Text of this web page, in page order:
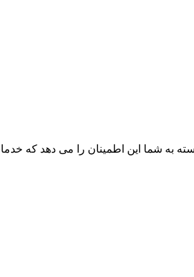
به شما این اطمینان را می دهد که